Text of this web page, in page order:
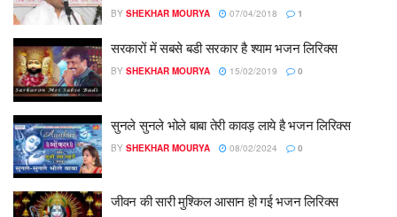
BY SHEKHAR MOURYA 07/04/2018 1
सरकारों में सबसे बडी सरकार है श्याम भजन लिरिक्स
BY SHEKHAR MOURYA 15/02/2019 0
सुनले सुनले भोले बाबा तेरी कावड़ लाये है भजन लिरिक्स
BY SHEKHAR MOURYA 08/02/2024 0
जीवन की सारी मुश्किल आसान हो गई भजन लिरिक्स